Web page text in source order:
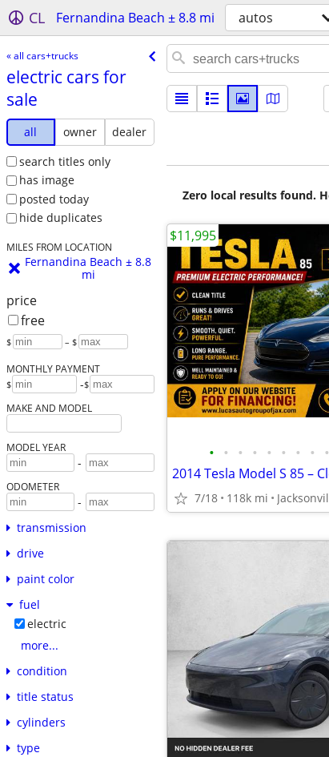
CL Fernandina Beach ± 8.8 mi autos
« all cars+trucks
electric cars for
sale
all owner
dealer
search titles only
has image
posted today
hide duplicates
MILES FROM LOCATION
Fernandina Beach ± 8.8
mi
price
free
$ – $
MONTHLY PAYMENT
$ -$
MAKE AND MODEL
MODEL YEAR
-
ODOMETER
-
transmission
drive
paint color
fuel
electric
more...
condition
title status
cylinders
type
Zero local results found.
• • • • • • • • •
2014 Tesla Model S 85 –
7/18 118k mi
$11,995